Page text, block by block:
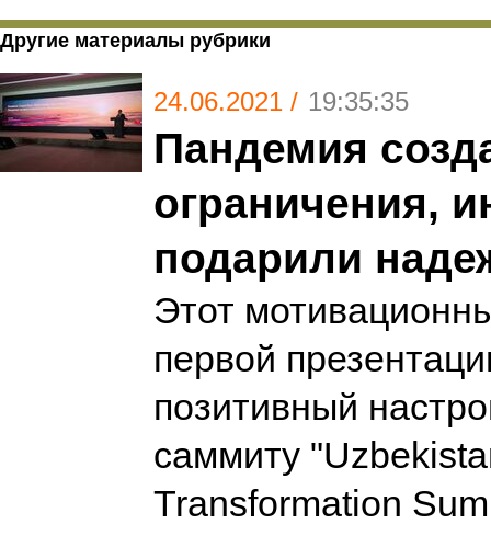
Другие материалы рубрики
24.06.2021 / 19:35:35
Пандемия
ограничения,
подарили
Этот
первой
позитивный
саммиту
Transformation